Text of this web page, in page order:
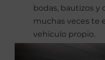
bodas, bautizos y
muchas veces te
vehículo propio.